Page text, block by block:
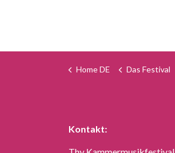
Home DE Das Festival
Kontakt: